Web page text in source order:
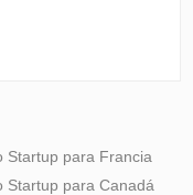
Startup para Francia
Startup para Canadá